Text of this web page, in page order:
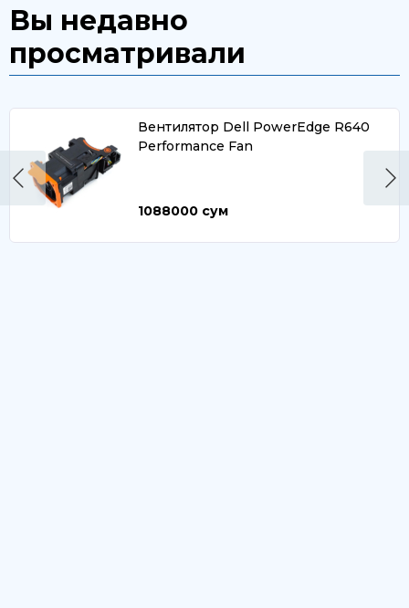
Вы недавно
просматривали
Вентилятор Dell PowerEdge R640
Performance Fan
1088000 сум